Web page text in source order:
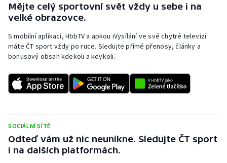
Mějte celý sportovní svět vždy u sebe i na
velké obrazovce.
S mobilní aplikací, HbbTV a apkou iVysílání ve své chytré televizi
máte ČT sport vždy po ruce. Sledujte přímé přenosy, články a
bonusový obsah kdekoli a kdykoli.
SOCIÁLNÍ SÍTĚ
Odteď vám už nic neunikne. Sledujte ČT sport
i na dalších platformách.